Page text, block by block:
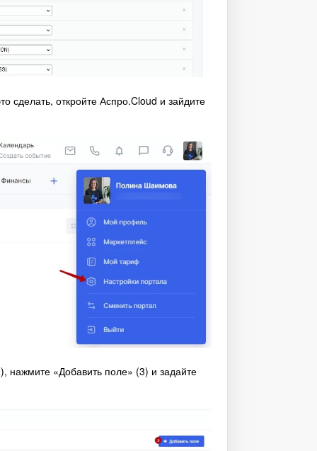
сделать, откройте Аспро.Cloud и зайдите
нажмите «Добавить поле» (3) и задайте